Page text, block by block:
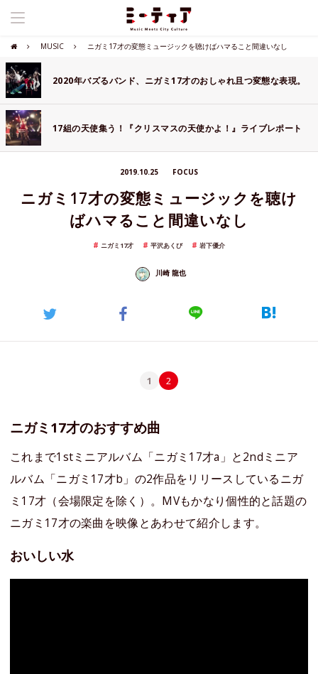
MUSIC ニガミ17才の変態ミュージックを聴けばハマること間違いなし
2020年バズるバンド、ニガミ17才のおしゃれ且つ変態な表現。
17組の天使集う！『クリスマスの天使かよ！』ライブレポート
2019.10.25 FOCUS
ニガミ17才の変態ミュージックを聴け
ばハマること間違いなし
ニガミ17才 平沢あくび 岩下優介
川崎 龍也
1 2
ニガミ17才のおすすめ曲
これまで1stミニアルバム「ニガミ17才a」と2ndミニア
ルバム「ニガミ17才b」の2作品をリリースしているニガ
ミ17才（会場限定を除く）。MVもかなり個性的と話題の
ニガミ17才の楽曲を映像とあわせて紹介します。
おいしい水